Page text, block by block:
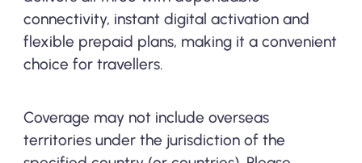
connectivity, instant digital activation and
flexible prepaid plans, making it a convenient
choice for travellers.
Coverage may not include overseas
territories under the jurisdiction of the